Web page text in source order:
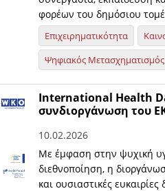
φορέων του δημόσιου
Επιχειρηματικότητα
Ψηφιακός Μετασχηματισμός
International Health
συνδιοργάνωση του
10.02.2026
Με έμφαση στην ψυχική
διεθνοποίηση, η
και ουσιαστικές